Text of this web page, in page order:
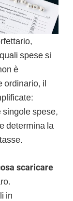
spese si
è
ordinario, il
singole spese,
determina la
scaricare
in